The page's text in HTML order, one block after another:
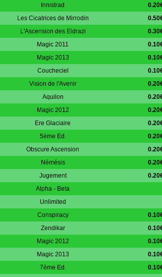
Innistrad
Les Cicatrices de Mirrodin
L'Ascension des Eldrazi
Magic 2011
Magic 2013
Coucheciel
Vision de l'Avenir
Aquilon
Magic 2012
Ere Glaciaire
5ème Ed.
Obscure Ascension
Némésis
Jugement
Alpha - Beta
Unlimited
Conspiracy
Zendikar
Magic 2012
Magic 2013
7ème Ed.